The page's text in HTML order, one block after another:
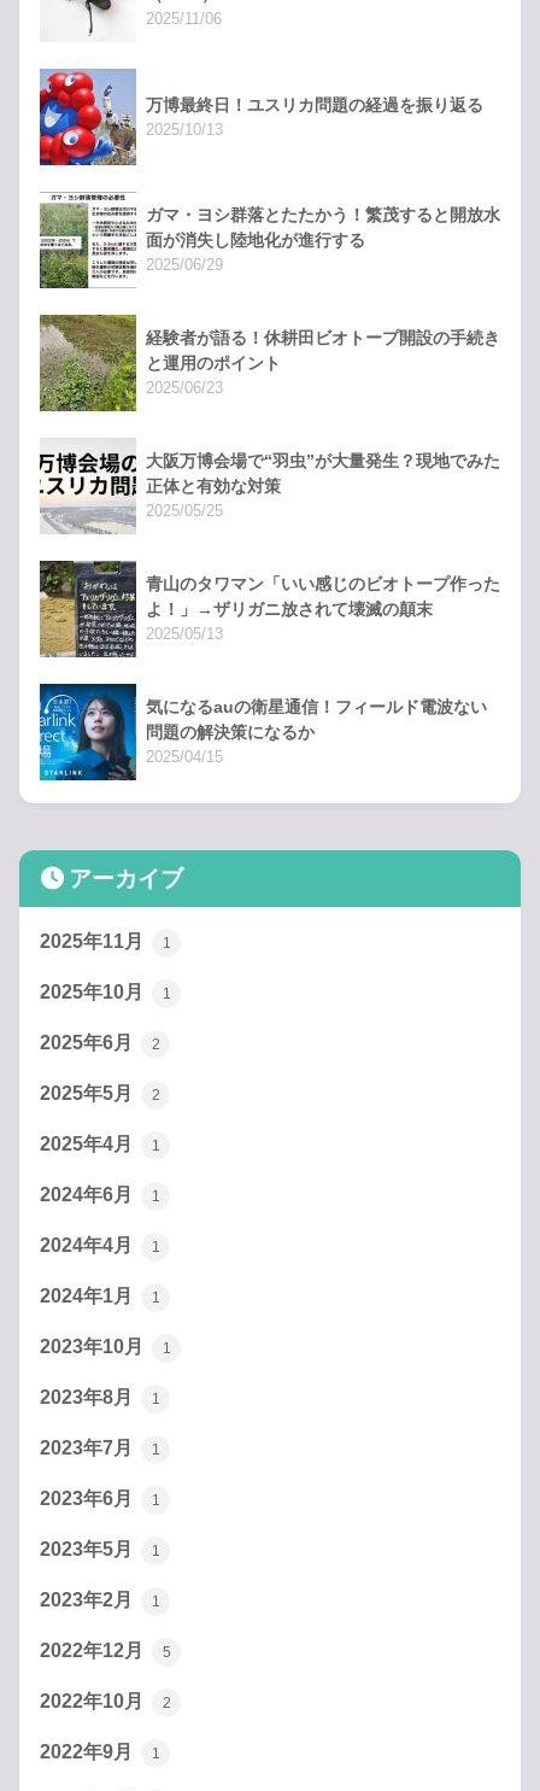
2025/11/06
万博最終日！ユスリカ問題の経過を振り返る
2025/10/13
ガマ・ヨシ群落とたたかう！繁茂すると開放水
面が消失し陸地化が進行する
2025/06/29
経験者が語る！休耕田ビオトープ開設の手続き
と運用のポイント
2025/06/23
大阪万博会場で“羽虫”が大量発生？現地でみた
正体と有効な対策
2025/05/25
青山のタワマン「いい感じのビオトープ作った
よ！」→ザリガニ放されて壊滅の顛末
2025/05/13
気になるauの衛星通信！フィールド電波ない
問題の解決策になるか
2025/04/15
アーカイブ
2025年11月 1
2025年10月 1
2025年6月 2
2025年5月 2
2025年4月 1
2024年6月 1
2024年4月 1
2024年1月 1
2023年10月 1
2023年8月 1
2023年7月 1
2023年6月 1
2023年5月 1
2023年2月 1
2022年12月 5
2022年10月 2
2022年9月 1